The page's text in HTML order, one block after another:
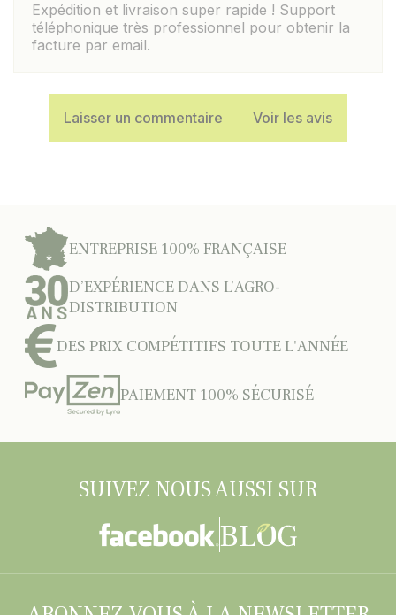
Expédition et livraison super rapide ! Support
téléphonique très professionnel pour obtenir la
facture par email.
Laisser un commentaire Voir les avis
ENTREPRISE 100% FRANÇAISE
D’EXPÉRIENCE DANS L’AGRO-
DISTRIBUTION
DES PRIX COMPÉTITIFS TOUTE L'ANNÉE
PAIEMENT 100% SÉCURISÉ
SUIVEZ NOUS AUSSI SUR